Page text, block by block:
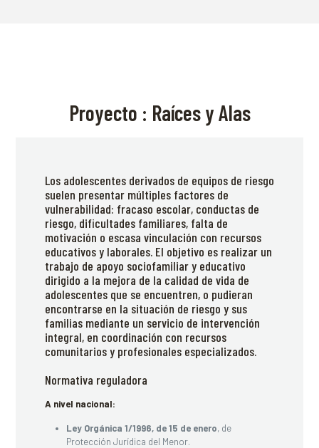
Proyecto : Raíces y Alas
Los adolescentes derivados de equipos de riesgo
suelen presentar múltiples factores de
vulnerabilidad: fracaso escolar, conductas de
riesgo, dificultades familiares, falta de
motivación o escasa vinculación con recursos
educativos y laborales. El objetivo es realizar un
trabajo de apoyo sociofamiliar y educativo
dirigido a la mejora de la calidad de vida de
adolescentes que se encuentren, o pudieran
encontrarse en la situación de riesgo y sus
familias mediante un servicio de intervención
integral, en coordinación con recursos
comunitarios y profesionales especializados.
Normativa reguladora
A nivel nacional:
Ley Orgánica 1/1996, de 15 de enero, de
Protección Jurídica del Menor.